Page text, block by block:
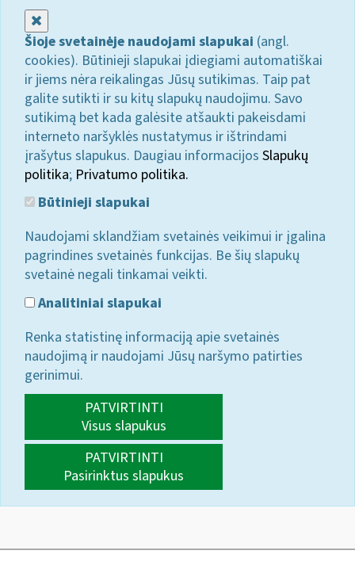
Šioje svetainėje naudojami slapukai (angl.
cookies). Būtinieji slapukai įdiegiami automatiškai
ir jiems nėra reikalingas Jūsų sutikimas. Taip pat
galite sutikti ir su kitų slapukų naudojimu. Savo
sutikimą bet kada galėsite atšaukti pakeisdami
interneto naršyklės nustatymus ir ištrindami
įrašytus slapukus. Daugiau informacijos Slapukų
politika; Privatumo politika.
Būtinieji slapukai
Naudojami sklandžiam svetainės veikimui ir įgalina
pagrindines svetainės funkcijas. Be šių slapukų
svetainė negali tinkamai veikti.
Analitiniai slapukai
Renka statistinę informaciją apie svetainės
naudojimą ir naudojami Jūsų naršymo patirties
gerinimui.
PATVIRTINTI
Visus slapukus
PATVIRTINTI
Pasirinktus slapukus